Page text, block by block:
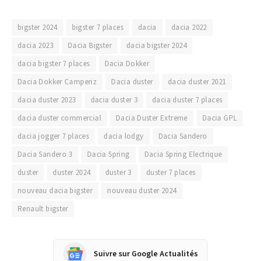
bigster 2024 bigster 7 places dacia
dacia 2022
dacia 2023
Dacia Bigster
dacia bigster 2024
dacia bigster 7 places
Dacia Dokker
Dacia Dokker Camperiz
Dacia duster
dacia duster 2021
dacia duster 2023
dacia duster 3
dacia duster 7 places
dacia duster commercial
Dacia Duster Extreme
Dacia GPL
dacia jogger 7 places
dacia lodgy
Dacia Sandero
Dacia Sandero 3
Dacia Spring
Dacia Spring Electrique
duster
duster 2024 duster 3
duster 7 places
nouveau dacia bigster
nouveau duster 2024
Renault bigster
Suivre sur Google Actualités